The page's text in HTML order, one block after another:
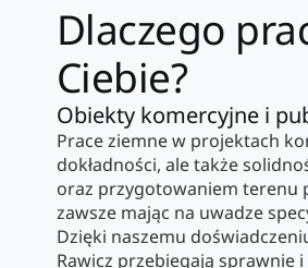
Dlaczego
Ciebie?
Obiekty komercyjne i
Prace ziemne w projektach
dokładności, ale także
oraz przygotowaniem terenu
zawsze mając na uwadze
Dzięki naszemu
Rawicz przebiegają sprawnie